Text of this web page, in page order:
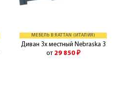
МЕБЕЛЬ B:RATTAN (ИТАЛИЯ)
Диван 3х местный Nebraska 3
от 29 850 ₽